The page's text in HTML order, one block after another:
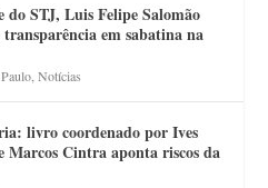
STJ, Luis Felipe Salomão
transparência em sabatina na
,Notícias
livro coordenado por Ives
Marcos Cintra aponta riscos da